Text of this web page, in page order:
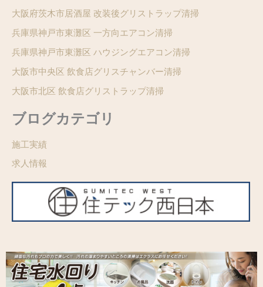
大阪府茨木市居酒屋 改装後グリストラップ清掃
兵庫県神戸市東灘区 一方向エアコン清掃
兵庫県神戸市東灘区 ハウジングエアコン清掃
大阪市中央区 飲食店グリスチャンバー清掃
大阪市北区 飲食店グリストラップ清掃
ブログカテゴリ
施工実績
求人情報